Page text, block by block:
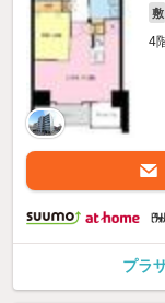
敷
4
プラ